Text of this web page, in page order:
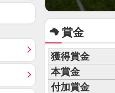
賞金
獲得賞金
本賞金
付加賞金